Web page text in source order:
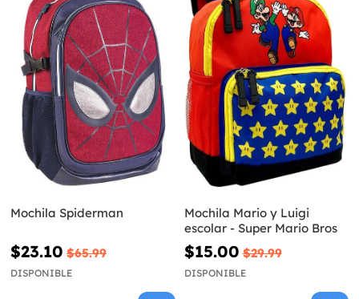
Mochila Spiderman
$23.10 $65.99
DISPONIBLE
Mochila Mario y Luigi
escolar - Super Mario Bros
$15.00 $29.99
DISPONIBLE